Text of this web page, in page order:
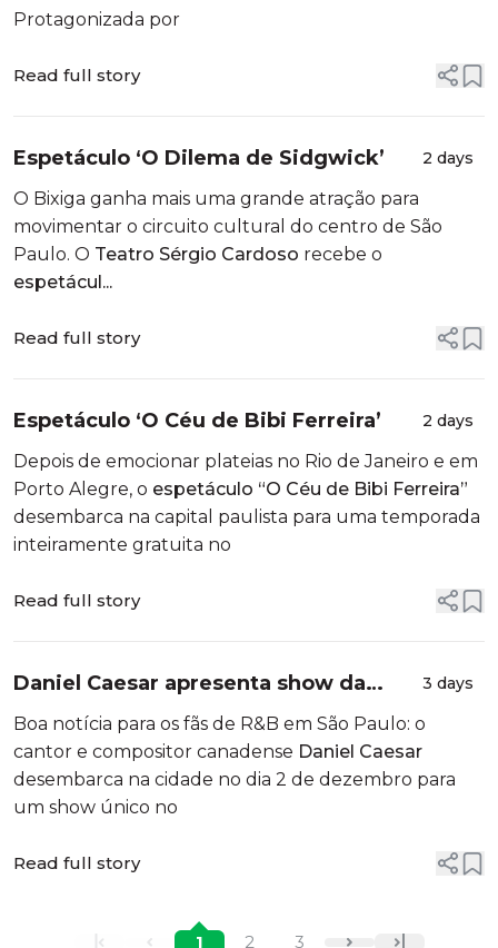
Protagonizada por
Read full story
Espetáculo ‘O Dilema de Sidgwick’ 2 days
O Bixiga ganha mais uma grande atração para
movimentar o circuito cultural do centro de São
Paulo. O Teatro Sérgio Cardoso recebe o
espetácul...
Read full story
Espetáculo ‘O Céu de Bibi Ferreira’ 2 days
Depois de emocionar plateias no Rio de Janeiro e em
Porto Alegre, o espetáculo “O Céu de Bibi Ferreira”
desembarca na capital paulista para uma temporada
inteiramente gratuita no
Read full story
Daniel Caesar apresenta show da
turnê ‘Son of Spergy Tour’
3 days
Boa notícia para os fãs de R&B em São Paulo: o
cantor e compositor canadense Daniel Caesar
desembarca na cidade no dia 2 de dezembro para
um show único no
Read full story
1 2 3